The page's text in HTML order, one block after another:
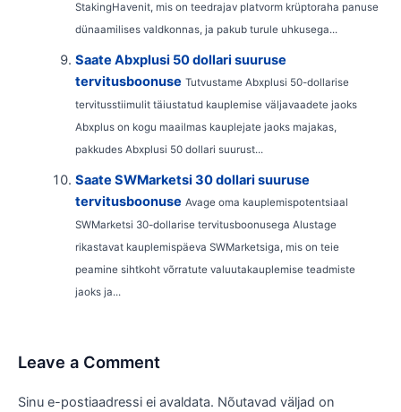
StakingHavenit, mis on teedrajav platvorm krüptoraha panuse
dünaamilises valdkonnas, ja pakub turule uhkusega...
Saate Abxplusi 50 dollari suuruse
tervitusboonuse Tutvustame Abxplusi 50-dollarise
tervitusstiimulit täiustatud kauplemise väljavaadete jaoks
Abxplus on kogu maailmas kauplejate jaoks majakas,
pakkudes Abxplusi 50 dollari suurust...
Saate SWMarketsi 30 dollari suuruse
tervitusboonuse Avage oma kauplemispotentsiaal
SWMarketsi 30-dollarise tervitusboonusega Alustage
rikastavat kauplemispäeva SWMarketsiga, mis on teie
peamine sihtkoht võrratute valuutakauplemise teadmiste
jaoks ja...
Leave a Comment
Sinu e-postiaadressi ei avaldata. Nõutavad väljad on